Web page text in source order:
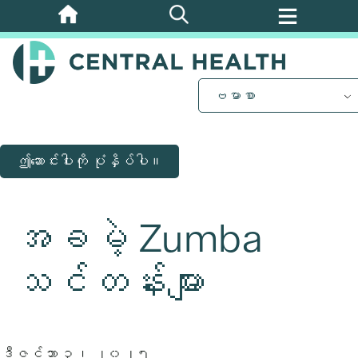
အဓိက
အကြောင်းအရာ
သို့
ဗမာစာ
ဤဆောင်းပါးကို ပုံနှိပ်ပါ။
အခမဲ့ Zumba
သင်တန်းများ
ဒီဇင်ဘာ ၃၊ ၂၀၂၅